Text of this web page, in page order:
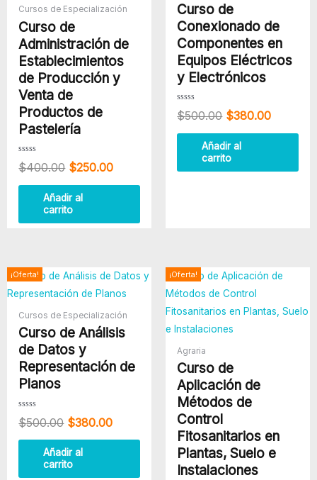
Cursos de Especialización
Curso de
Administración de
Establecimientos
de Producción y
Venta de
Productos de
Pastelería
Valorado
con
de
$400.00 $250.00
Añadir al
carrito
Curso de
Conexionado de
Componentes en
Equipos Eléctricos
y Electrónicos
Valorado
con
de
$500.00 $380.00
Añadir al
carrito
¡Oferta!
Cursos de Especialización
Curso de Análisis
de Datos y
Representación de
Planos
Valorado
con
de
$500.00
El
precio
original
era:
$500.00.
$380.00
El
actual
es:
$380.00.
Añadir al
carrito
¡Oferta!
Agraria
Curso de
Aplicación de
Métodos de
Control
Fitosanitarios en
Plantas, Suelo e
Instalaciones
El
precio
original
era:
$340.00.
El
es: